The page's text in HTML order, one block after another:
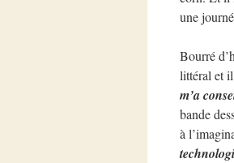
une
Bourré
littéral et il
m’a
bande
à